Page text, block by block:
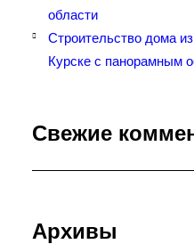
области
Строительство дома
Курске с панорамным
Свежие
Архивы